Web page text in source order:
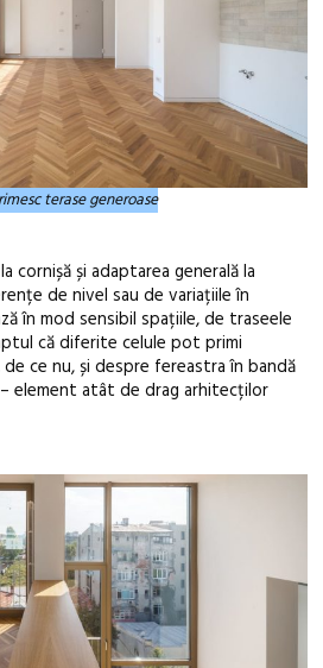
terase generoase
cornișă și adaptarea generală la
de nivel sau de variațiile în
în mod sensibil spațiile, de traseele
că diferite celule pot primi
ce nu, și despre fereastra în bandă
element atât de drag arhitecților